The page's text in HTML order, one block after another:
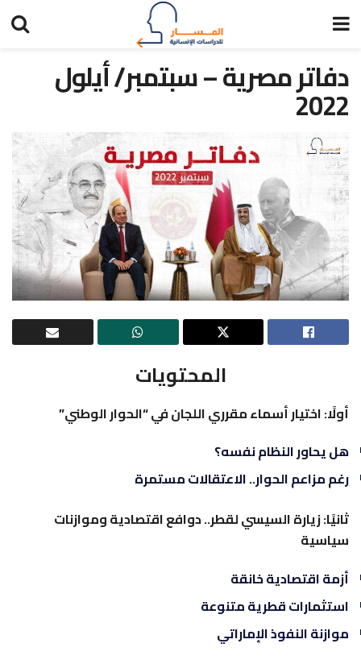
دفاتر مصرية – سبتمبر/ أيلول
2022
المحتويات
أولًا: اختيار أسماء مقرري اللجان في “الحوار الوطني”
هل يحاور النظام نفسه؟
رغم مزاعم الحوار.. الاعتقالات مستمرة
ثانيًا: زيارة السيسي لقطر.. دوافع اقتصادية وموازنات
سياسية
أزمة اقتصادية خانقة
استثمارات قطرية متنوعة
موازنة النفوذ الإماراتي